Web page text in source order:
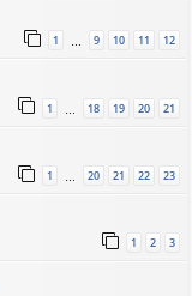
1 … 9 10 11 12
1 18 19 20 21
1 20 21 22 23
1 2 3